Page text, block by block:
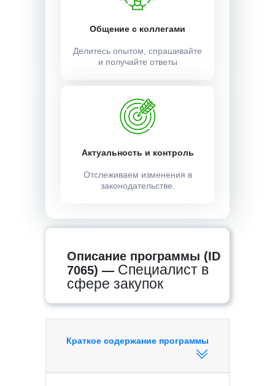
Общение с коллегами
Делитесь опытом, спрашивайте
и получайте ответы
Актуальность и контроль
Отслеживаем изменения в
законодательстве.
Описание программы (ID
7065) — Специалист в
сфере закупок
Краткое содержание программы